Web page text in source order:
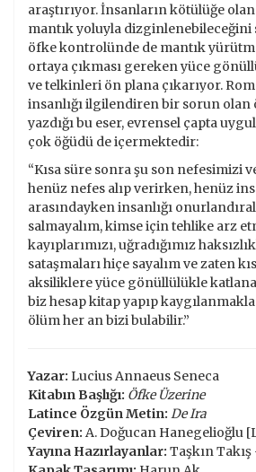
araştırıyor. İnsanların kötülüğe
mantık yoluyla dizginlenebileceğini
öfke kontrolünde de mantık
ortaya çıkması gereken yüce
ve telkinleri ön plana çıkarıyor.
insanlığı ilgilendiren bir sorun olan
yazdığı bu eser, evrensel çapta
çok öğüdü de içermektedir:
“Kısa süre sonra şu son nefesimizi
henüz nefes alıp verirken, henüz
arasındayken insanlığı
salmayalım, kimse için tehlike arz
kayıplarımızı, uğradığımız
sataşmaları hiçe sayalım ve zaten
aksiliklere yüce gönüllülükle
biz hesap kitap yapıp
ölüm her an bizi bulabilir.”
Yazar: Lucius Annaeus Seneca
Kitabın Başlığı: Öfke Üzerine
Latince Özgün Metin: De Ira
Çeviren: A. Doğucan Hanegelioğlu
Yayına Hazırlayanlar: Taşkın